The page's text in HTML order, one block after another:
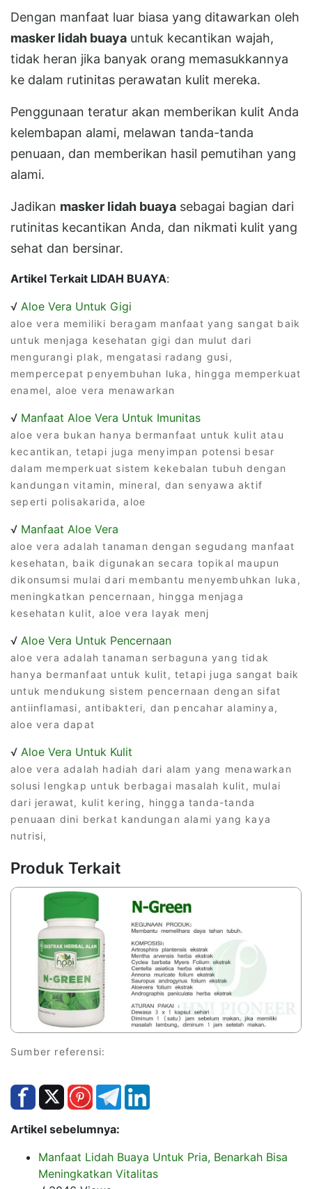
Dengan manfaat luar biasa yang ditawarkan oleh
masker lidah buaya untuk kecantikan wajah,
tidak heran jika banyak orang memasukkannya
ke dalam rutinitas perawatan kulit mereka.
Penggunaan teratur akan memberikan kulit Anda
kelembapan alami, melawan tanda-tanda
penuaan, dan memberikan hasil pemutihan yang
alami.
Jadikan masker lidah buaya sebagai bagian dari
rutinitas kecantikan Anda, dan nikmati kulit yang
sehat dan bersinar.
Artikel Terkait LIDAH BUAYA:
√ Aloe Vera Untuk Gigi
aloe vera memiliki beragam manfaat yang sangat baik
untuk menjaga kesehatan gigi dan mulut dari
mengurangi plak, mengatasi radang gusi,
mempercepat penyembuhan luka, hingga memperkuat
enamel, aloe vera menawarkan
√ Manfaat Aloe Vera Untuk Imunitas
aloe vera bukan hanya bermanfaat untuk kulit atau
kecantikan, tetapi juga menyimpan potensi besar
dalam memperkuat sistem kekebalan tubuh dengan
kandungan vitamin, mineral, dan senyawa aktif
seperti polisakarida, aloe
√ Manfaat Aloe Vera
aloe vera adalah tanaman dengan segudang manfaat
kesehatan, baik digunakan secara topikal maupun
dikonsumsi mulai dari membantu menyembuhkan luka,
meningkatkan pencernaan, hingga menjaga
kesehatan kulit, aloe vera layak menj
√ Aloe Vera Untuk Pencernaan
aloe vera adalah tanaman serbaguna yang tidak
hanya bermanfaat untuk kulit, tetapi juga sangat baik
untuk mendukung sistem pencernaan dengan sifat
antiinflamasi, antibakteri, dan pencahar alaminya,
aloe vera dapat
√ Aloe Vera Untuk Kulit
aloe vera adalah hadiah dari alam yang menawarkan
solusi lengkap untuk berbagai masalah kulit, mulai
dari jerawat, kulit kering, hingga tanda-tanda
penuaan dini berkat kandungan alami yang kaya
nutrisi,
Produk Terkait
Sumber referensi:
Artikel sebelumnya:
Manfaat Lidah Buaya Untuk Pria, Benarkah Bisa
Meningkatkan Vitalitas